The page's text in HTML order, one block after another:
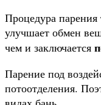
Процедура парения
улучшает обмен
чем и заключается
Парение под
потоотделения.